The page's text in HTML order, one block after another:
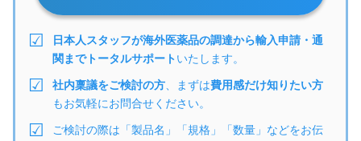
日本人スタッフが海外医薬品の調達から輸入申請・通
関までトータルサポートいたします。
社内稟議をご検討の方 、まずは費用感だけ知りたい方
もお気軽にお問合せください。
ご検討の際は「製品名」「規格」「数量」などをお伝